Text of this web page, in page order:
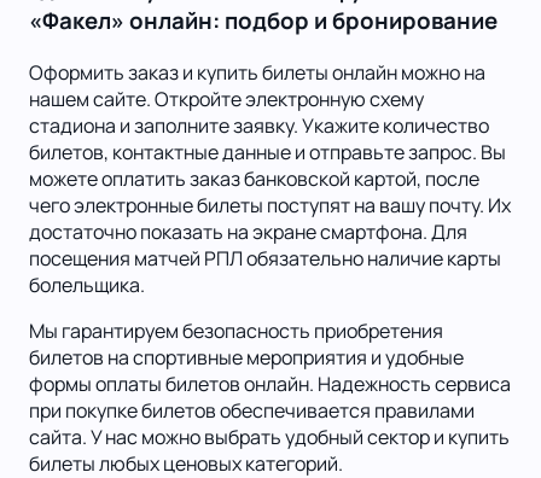
«Факел» онлайн: подбор и бронирование
Оформить заказ и купить билеты онлайн можно на
нашем сайте. Откройте электронную схему
стадиона и заполните заявку. Укажите количество
билетов, контактные данные и отправьте запрос. Вы
можете оплатить заказ банковской картой, после
чего электронные билеты поступят на вашу почту. Их
достаточно показать на экране смартфона. Для
посещения матчей РПЛ обязательно наличие карты
болельщика.
Мы гарантируем безопасность приобретения
билетов на спортивные мероприятия и удобные
формы оплаты билетов онлайн. Надежность сервиса
при покупке билетов обеспечивается правилами
сайта. У нас можно выбрать удобный сектор и купить
билеты любых ценовых категорий.